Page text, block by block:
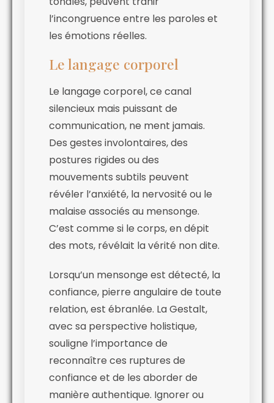
l’incongruence entre les paroles et
les émotions réelles.
Le langage corporel
Le langage corporel, ce canal
silencieux mais puissant de
communication, ne ment jamais.
Des gestes involontaires, des
postures rigides ou des
mouvements subtils peuvent
révéler l’anxiété, la nervosité ou le
malaise associés au mensonge.
C’est comme si le corps, en dépit
des mots, révélait la vérité non dite.
Lorsqu’un mensonge est détecté, la
confiance, pierre angulaire de toute
relation, est ébranlée. La Gestalt,
avec sa perspective holistique,
souligne l’importance de
reconnaître ces ruptures de
confiance et de les aborder de
manière authentique. Ignorer ou